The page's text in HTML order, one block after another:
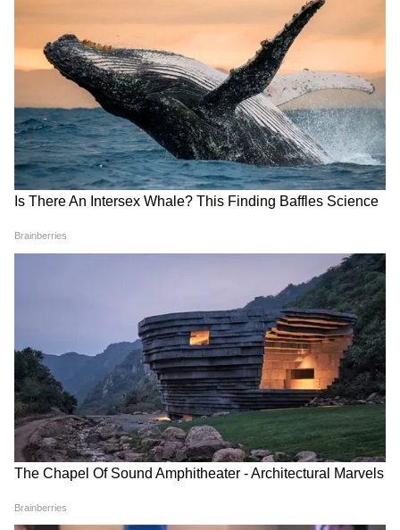
এটি চালু করা হবে। এখানে এই সরকারি প্রকল্পের
যাবতীয় তথ্য পাওয়া যাবে।
5
প্রসঙ্গত, মমতা সরকারের আমলে রাজ্যের মহিলারা
পেতেন লক্ষ্মীর ভাণ্ডার। সে সময় সাধারণ জাতির
মহিলারা ১৫০০, তপশিলি মহিলারা ১৭০০ টাকা
পেতেন। বর্তমানে বিজেপি সরকার দিচ্ছে অন্নপূর্ণা
ভাণ্ডার। এই ভাতা হিসেবে রাজ্যের মহিলারা পাবেন
৩ হাজার।
LATEST VIDEOS